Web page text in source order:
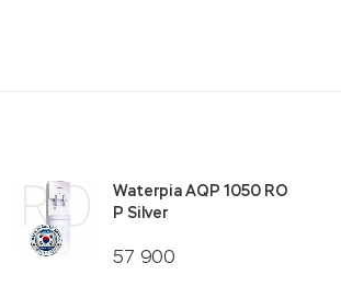
57 900
Waterpia AQP 1050 RO
P Silver